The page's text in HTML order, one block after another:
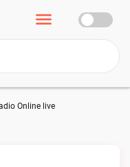
Online live